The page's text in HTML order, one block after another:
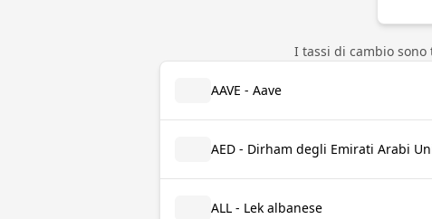
I tassi di cambio
AAVE - Aave
AED - Dirham degli Emirati Arabi
ALL - Lek albanese